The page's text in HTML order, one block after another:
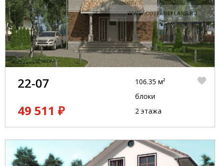
22-07
49 511 ₽
106.35 м²
блоки
2 этажа